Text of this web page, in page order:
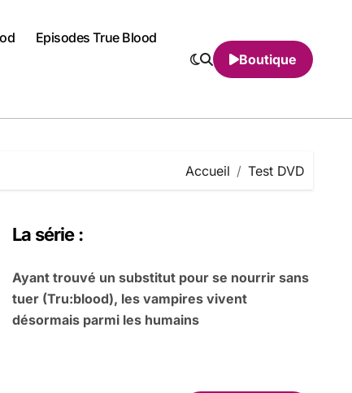
Episodes True Blood
Boutique
Accueil Test DVD
La série :
Ayant trouvé un substitut pour se nourrir sans
tuer (Tru:blood), les vampires vivent
désormais parmi les humains